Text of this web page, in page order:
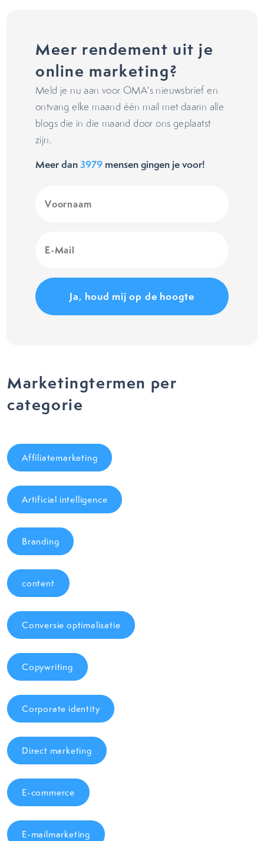
Meer rendement uit je
online marketing?
Meld je nu aan voor OMA's nieuwsbrief en
ontvang elke maand één mail met daarin alle
blogs die in die maand door ons geplaatst
zijn.
Meer dan3979 mensen gingen je voor!
(Vereist)
Mail
Marketingtermen per
categorie
Affiliatemarketing
Artificial intelligence
Branding
content
Conversie optimalisatie
Copywriting
Corporate identity
Direct marketing
E-commerce
E-mailmarketing